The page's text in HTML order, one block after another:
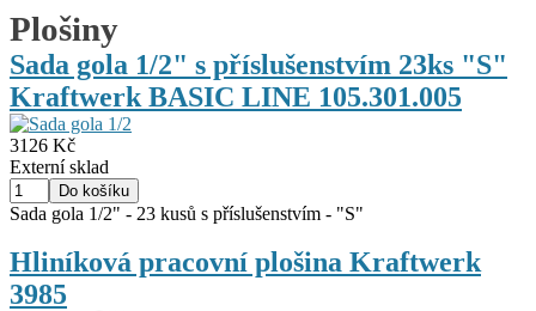
Plošiny
Sada gola 1/2" s příslušenstvím 23ks "S"
Kraftwerk BASIC LINE 105.301.005
3126 Kč
Externí sklad
Sada gola 1/2" - 23 kusů s příslušenstvím - "S"
Hliníková pracovní plošina Kraftwerk
3985